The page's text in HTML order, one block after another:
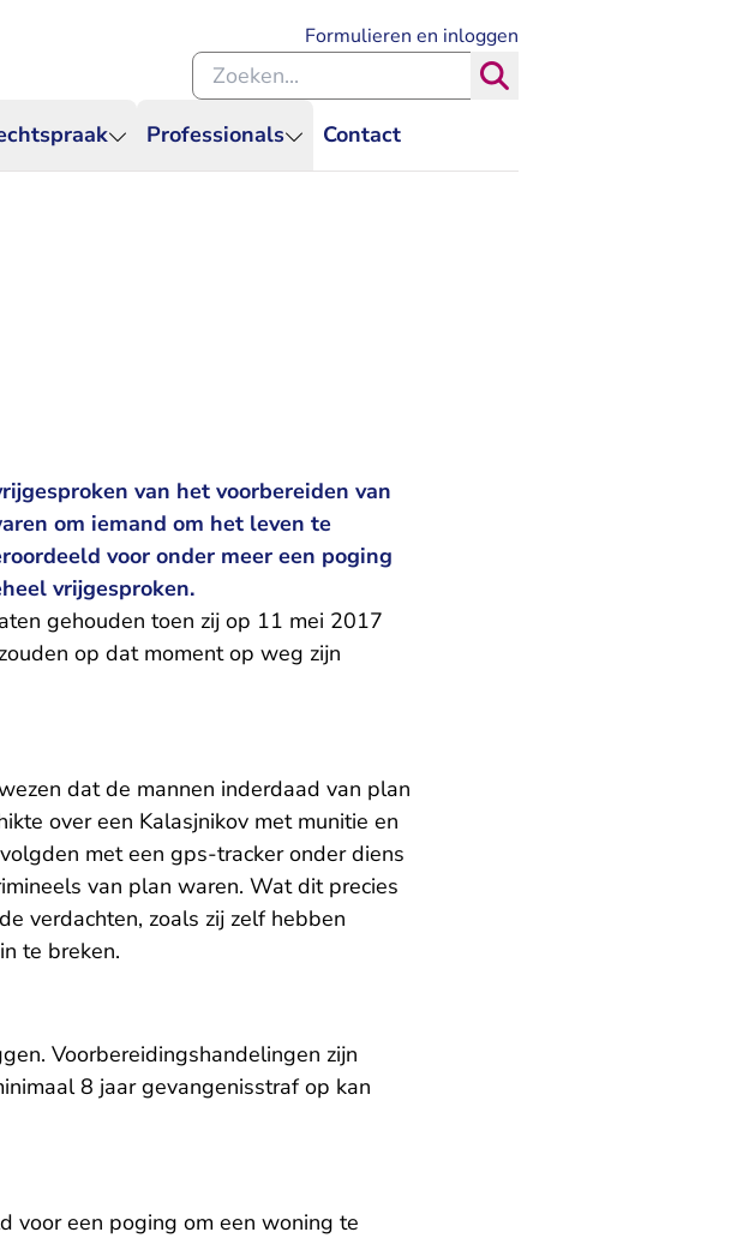
Professionals Contact
Formulieren en inloggen
Zoeken binnen de Rechtspraak
van het voorbereiden van
om iemand om het leven te
voor onder meer een poging
vrijgesproken.
gehouden toen zij op 11 mei 2017
op dat moment op weg zijn
dat de mannen inderdaad van plan
over een Kalasjnikov met munitie en
met een gps-tracker onder diens
van plan waren. Wat dit precies
verdachten, zoals zij zelf hebben
te breken.
Voorbereidingshandelingen zijn
8 jaar gevangenisstraf op kan
voor een poging om een woning te